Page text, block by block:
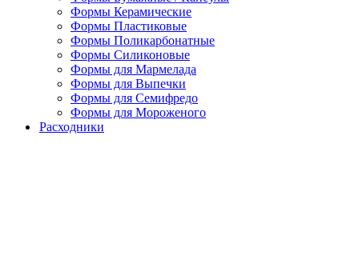
Формы Керамические
Формы Пластиковые
Формы Поликарбонатные
Формы Силиконовые
Формы для Мармелада
Формы для Выпечки
Формы для Семифредо
Формы для Мороженого
Расходники